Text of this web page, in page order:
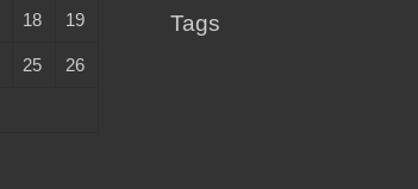
18 19
25 26
Tags